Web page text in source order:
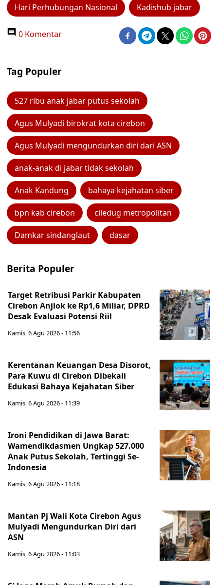
Hari Perhubungan Nasional Kadishub jabar
0 Komentar
Tag Populer
527 ribu anak jabar putus sekolah
Agus Mulyadi birokrat kota cirebon
Agus Mulyadi mengundurkan diri dari ASN
anak-anak di jabar tidak sekolah
Anak Kandung bahaya kejahatan siber
bpn kab cirebon ciledug metropolitan
Damkar sindanglaut dasar
Berita Populer
Target Retribusi Parkir Kabupaten
Cirebon Anjlok ke Rp1,6 Miliar, DPRD
Desak Evaluasi Potensi Riil
Kamis, 6 Agu 2026 - 11:56
Kerentanan Keuangan Desa Disorot,
Para Kuwu di Cirebon Dibekali
Edukasi Bahaya Kejahatan Siber
Kamis, 6 Agu 2026 - 11:39
Ironi Pendidikan di Jawa Barat:
Wamendikdasmen Ungkap 527.000
Anak Putus Sekolah, Tertinggi Se-
Indonesia
Kamis, 6 Agu 2026 - 11:18
Mantan Pj Wali Kota Cirebon Agus
Mulyadi Mengundurkan Diri dari
ASN
Kamis, 6 Agu 2026 - 11:03